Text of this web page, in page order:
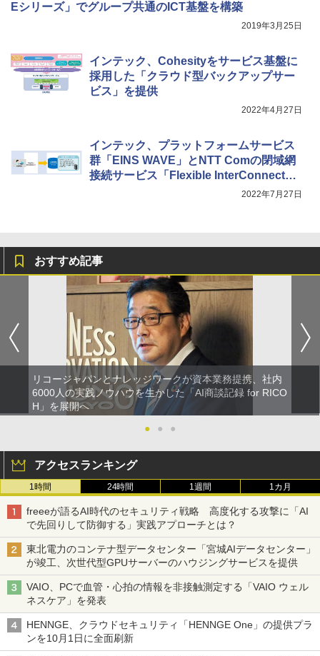
Eシリーズ」でグループ共通のICT基盤を構築
2019年3月25日
インテック、Cohesityをサービス基盤に
採用した「クラウド型バックアップサー
ビス」を提供
2022年4月27日
インテック、プラットフォームサービス
群「EINS WAVE」とNTT Comの閉域網
接続サービス「Flexible InterConnect」
2022年7月27日
おすすめ記事
リコージャパンとナレッジワークが資本業務提携、社内
6000人の実践ノウハウを生かした「AI商談記録 for RICO
H」を展開へ
●
● ●
アクセスランキング
1時間 24時間 1週間 1カ月
freeeが語るAI時代のセキュリティ戦略 高度化する攻撃に「AI
で先回りして防御する」実践アプローチとは？
東北電力のコンテナ型データセンター「宮城AIデータセンター」
が竣工、次世代型GPUサーバーのハウジングサービスを提供
VAIO、PCで血管・心拍の情報を非接触測定する「VAIO ウェル
ネスケア」を発表
HENNGE、クラウドセキュリティ「HENNGE One」の提供プラ
ンを10月1日に全面刷新